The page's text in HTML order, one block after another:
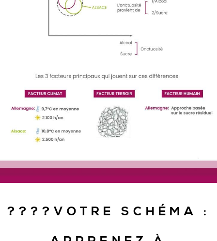
????VOTRE SCHÉMA :